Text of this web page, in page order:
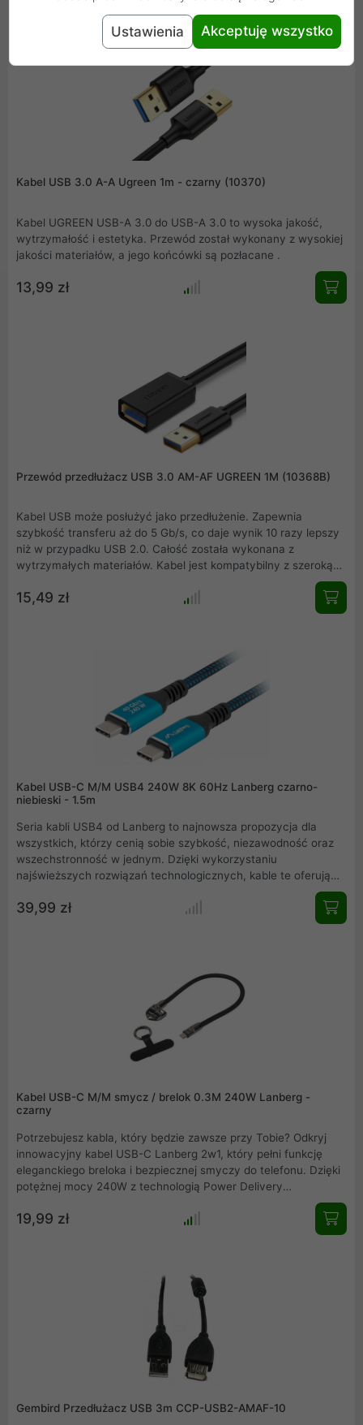
Kabel USB 3.0 A-A Ugreen 1m - czarny (10370)
Kabel UGREEN USB-A 3.0 do USB-A 3.0 to wysoka jakość,
wytrzymałość i estetyka. Przewód został wykonany z wysokiej
jakości materiałów, a jego końcówki są pozłacane .
13,99 zł
Przewód przedłużacz USB 3.0 AM-AF UGREEN 1M (10368B)
Kabel USB może posłużyć jako przedłużenie. Zapewnia
szybkość transferu aż do 5 Gb/s, co daje wynik 10 razy lepszy
niż w przypadku USB 2.0. Całość została wykonana z
wytrzymałych materiałów. Kabel jest kompatybilny z szeroką
15,49 zł
Kabel USB-C M/M USB4 240W 8K 60Hz Lanberg czarno-
niebieski - 1.5m
Seria kabli USB4 od Lanberg to najnowsza propozycja dla
wszystkich, którzy cenią sobie szybkość, niezawodność oraz
wszechstronność w jednym. Dzięki wykorzystaniu
najświeższych rozwiązań technologicznych, kable te oferują
obrazu w rozdzielczości do 8K i wspierają intensywne
ładowanie o mocy nawet 240 W. W zależności od potrzeb i
dopasować się do różnych zastosowań od codziennego użytku
w domu po profesjonalne stanowiska pracy.
39,99 zł
Kabel USB-C M/M smycz / brelok 0.3M 240W Lanberg -
czarny
Potrzebujesz kabla, który będzie zawsze przy Tobie? Odkryj
innowacyjny kabel USB-C Lanberg 2w1, który pełni funkcję
eleganckiego breloka i bezpiecznej smyczy do telefonu. Dzięki
potężnej mocy 240W z technologią Power Delivery
błyskawicznie naładujesz nie tylko smartfon, ale nawet laptopa.
Czarny, wytrzymały oplot i kompaktowa długość 30 cm czynią
19,99 zł
Gembird Przedłużacz USB 3m CCP-USB2-AMAF-10
Ustawienia Akceptuję wszystko